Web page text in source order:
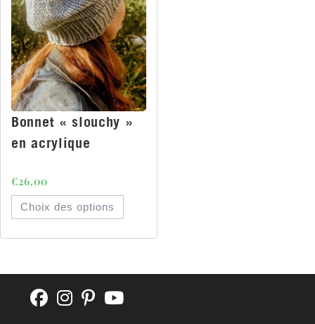
Bonnet « slouchy »
en acrylique
€26.00
Choix des options